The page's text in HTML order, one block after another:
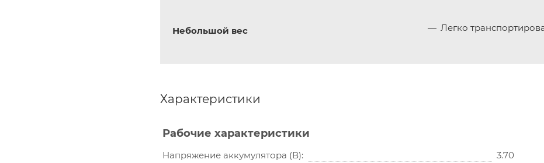
Небольшой вес Легко
Характеристики
Рабочие характеристики
Напряжение аккумулятора (В)
3.70